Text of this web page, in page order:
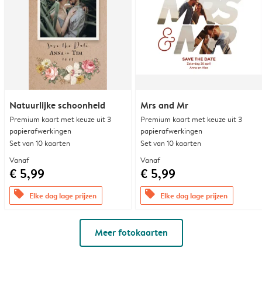
Natuurlijke schoonheid
Premium kaart met keuze uit 3
papierafwerkingen
Set van 10 kaarten
Vanaf
€ 5,99
offers Elke dag lage prijzen
Mrs and Mr
Premium kaart met keuze uit 3
papierafwerkingen
Set van 10 kaarten
Vanaf
€ 5,99
offers Elke dag lage prijzen
Meer fotokaarten